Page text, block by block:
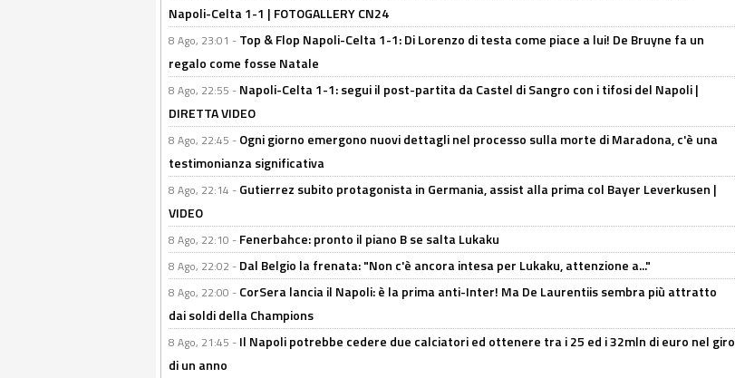
Napoli-Celta 1-1 | FOTOGALLERY CN24
8 Ago, 23:01 - Top & Flop Napoli-Celta 1-1: Di Lorenzo di testa come piace a lui! De Bruyne fa un
regalo come fosse Natale
8 Ago, 22:55 - Napoli-Celta 1-1: segui il post-partita da Castel di Sangro con i tifosi del Napoli |
DIRETTA VIDEO
8 Ago, 22:45 - Ogni giorno emergono nuovi dettagli nel processo sulla morte di Maradona, c'è una
testimonianza significativa
8 Ago, 22:14 - Gutierrez subito protagonista in Germania, assist alla prima col Bayer Leverkusen |
VIDEO
8 Ago, 22:10 - Fenerbahce: pronto il piano B se salta Lukaku
8 Ago, 22:02 - Dal Belgio la frenata: "Non c'è ancora intesa per Lukaku, attenzione a..."
8 Ago, 22:00 - CorSera lancia il Napoli: è la prima anti-Inter! Ma De Laurentiis sembra più attratto
dai soldi della Champions
8 Ago, 21:45 - Il Napoli potrebbe cedere due calciatori ed ottenere tra i 25 ed i 32mln di euro nel giro
di un anno